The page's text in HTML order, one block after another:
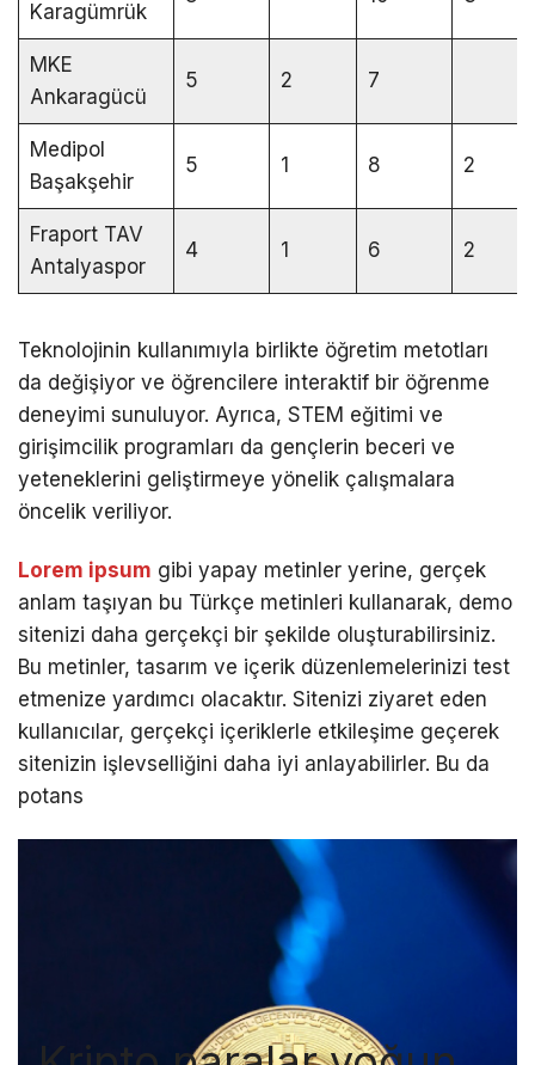
Karagümrük
MKE
Ankaragücü
5 2 7
Medipol
Başakşehir
5 1 8 2
Fraport TAV
Antalyaspor
4 1 6 2
Teknolojinin kullanımıyla birlikte öğretim metotları
da değişiyor ve öğrencilere interaktif bir öğrenme
deneyimi sunuluyor. Ayrıca, STEM eğitimi ve
girişimcilik programları da gençlerin beceri ve
yeteneklerini geliştirmeye yönelik çalışmalara
öncelik veriliyor.
Lorem ipsum gibi yapay metinler yerine, gerçek
anlam taşıyan bu Türkçe metinleri kullanarak, demo
sitenizi daha gerçekçi bir şekilde oluşturabilirsiniz.
Bu metinler, tasarım ve içerik düzenlemelerinizi test
etmenize yardımcı olacaktır. Sitenizi ziyaret eden
kullanıcılar, gerçekçi içeriklerle etkileşime geçerek
sitenizin işlevselliğini daha iyi anlayabilirler. Bu da
potans